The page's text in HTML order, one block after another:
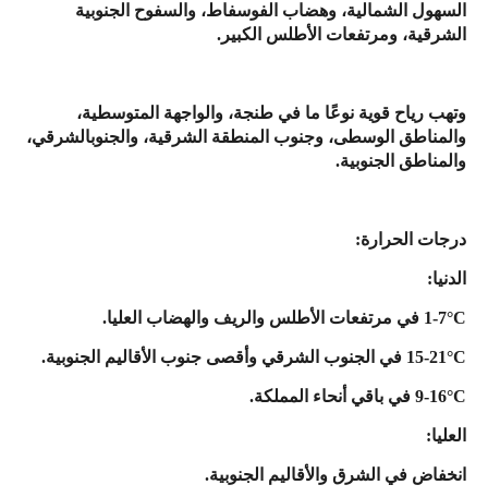
السهول الشمالية، وهضاب الفوسفاط، والسفوح الجنوبية
الشرقية، ومرتفعات الأطلس الكبير.
وتهب رياح قوية نوعًا ما في طنجة، والواجهة المتوسطية،
والمناطق الوسطى، وجنوب المنطقة الشرقية، والجنوبالشرقي،
والمناطق الجنوبية.
درجات الحرارة:
الدنيا:
1-7°C في مرتفعات الأطلس والريف والهضاب العليا.
15-21°C في الجنوب الشرقي وأقصى جنوب الأقاليم الجنوبية.
9-16°C في باقي أنحاء المملكة.
العليا:
انخفاض في الشرق والأقاليم الجنوبية.